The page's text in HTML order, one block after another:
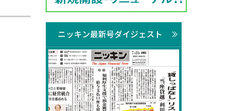
ニッキン最新号ダイジェスト